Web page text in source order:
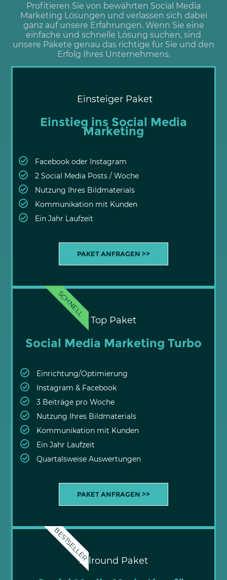
Profitieren Sie von bewährten Social Media
Marketing Lösungen und verlassen sich dabei
ganz auf unsere Erfahrungen. Wenn Sie eine
einfache und schnelle Lösung suchen, sind
unsere Pakete genau das richtige für Sie und den
Erfolg Ihres Unternehmens.
Einsteiger Paket
Einstieg ins Social Media
Marketing
Facebook oder Instagram
2 Social Media Posts / Woche
Nutzung Ihres Bildmaterials
Kommunikation mit Kunden
Ein Jahr Laufzeit
PAKET ANFRAGEN >>
SCHNELL
Top Paket
Social Media Marketing Turbo
Einrichtung/Optimierung
Instagram & Facebook
3 Beiträge pro Woche
Nutzung Ihres Bildmaterials
Kommunikation mit Kunden
Ein Jahr Laufzeit
Quartalsweise Auswertungen
PAKET ANFRAGEN >>
BESTSELLERAllround Paket